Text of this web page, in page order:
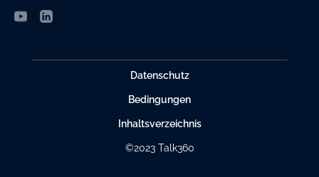
Datenschutz
Bedingungen
Inhaltsverzeichnis
©2023 Talk360